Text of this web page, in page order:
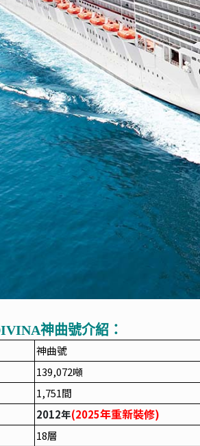
神曲號介紹：
神曲號
139,072噸
1,751間
2012年(2025年重新裝修)
18層